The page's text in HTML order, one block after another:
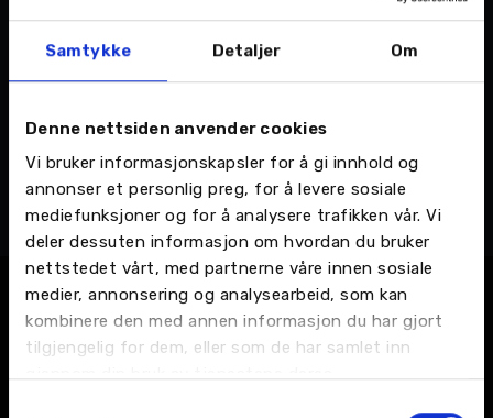
Samtykke Detaljer Om
Denne nettsiden anvender cookies
Vi bruker informasjonskapsler for å gi innhold og
annonser et personlig preg, for å levere sosiale
mediefunksjoner og for å analysere trafikken vår. Vi
deler dessuten informasjon om hvordan du bruker
nettstedet vårt, med partnerne våre innen sosiale
medier, annonsering og analysearbeid, som kan
kombinere den med annen informasjon du har gjort
tilgjengelig for dem, eller som de har samlet inn
gjennom din bruk av tjenestene deres.
Roman Aleksander Langbakk
Ulvsvåg - Hamarøyveien 5679, Bilverksted